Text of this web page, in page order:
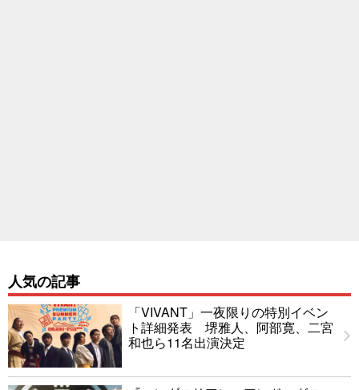
人気の記事
「VIVANT」一夜限りの特別イベン
ト詳細発表 堺雅人、阿部寛、二宮
和也ら11名出演決定